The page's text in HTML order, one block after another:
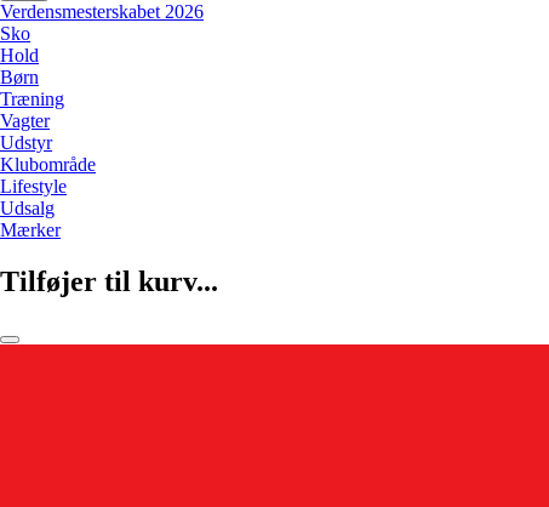
Verdensmesterskabet 2026
Sko
Hold
Børn
Træning
Vagter
Udstyr
Klubområde
Lifestyle
Udsalg
Mærker
Tilføjer til kurv...